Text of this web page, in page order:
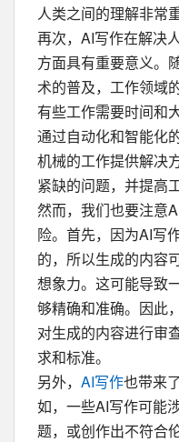
人类之间的理解非常
再次，AI写作在解决
方面具有重要意义。
术的普及，工作领域
有些工作需要时间和
通过自动化和智能化
机械的工作提供解决
紧缺的问题，并提高
然而，我们也要注意
险。首先，因为AI写
的，所以生成的内容
想象力。这可能导致
够精确和准确。因此
对生成的内容进行审
求和标准。
另外， AI写作也带来
如，一些AI写作可能
题，或创作出不符合